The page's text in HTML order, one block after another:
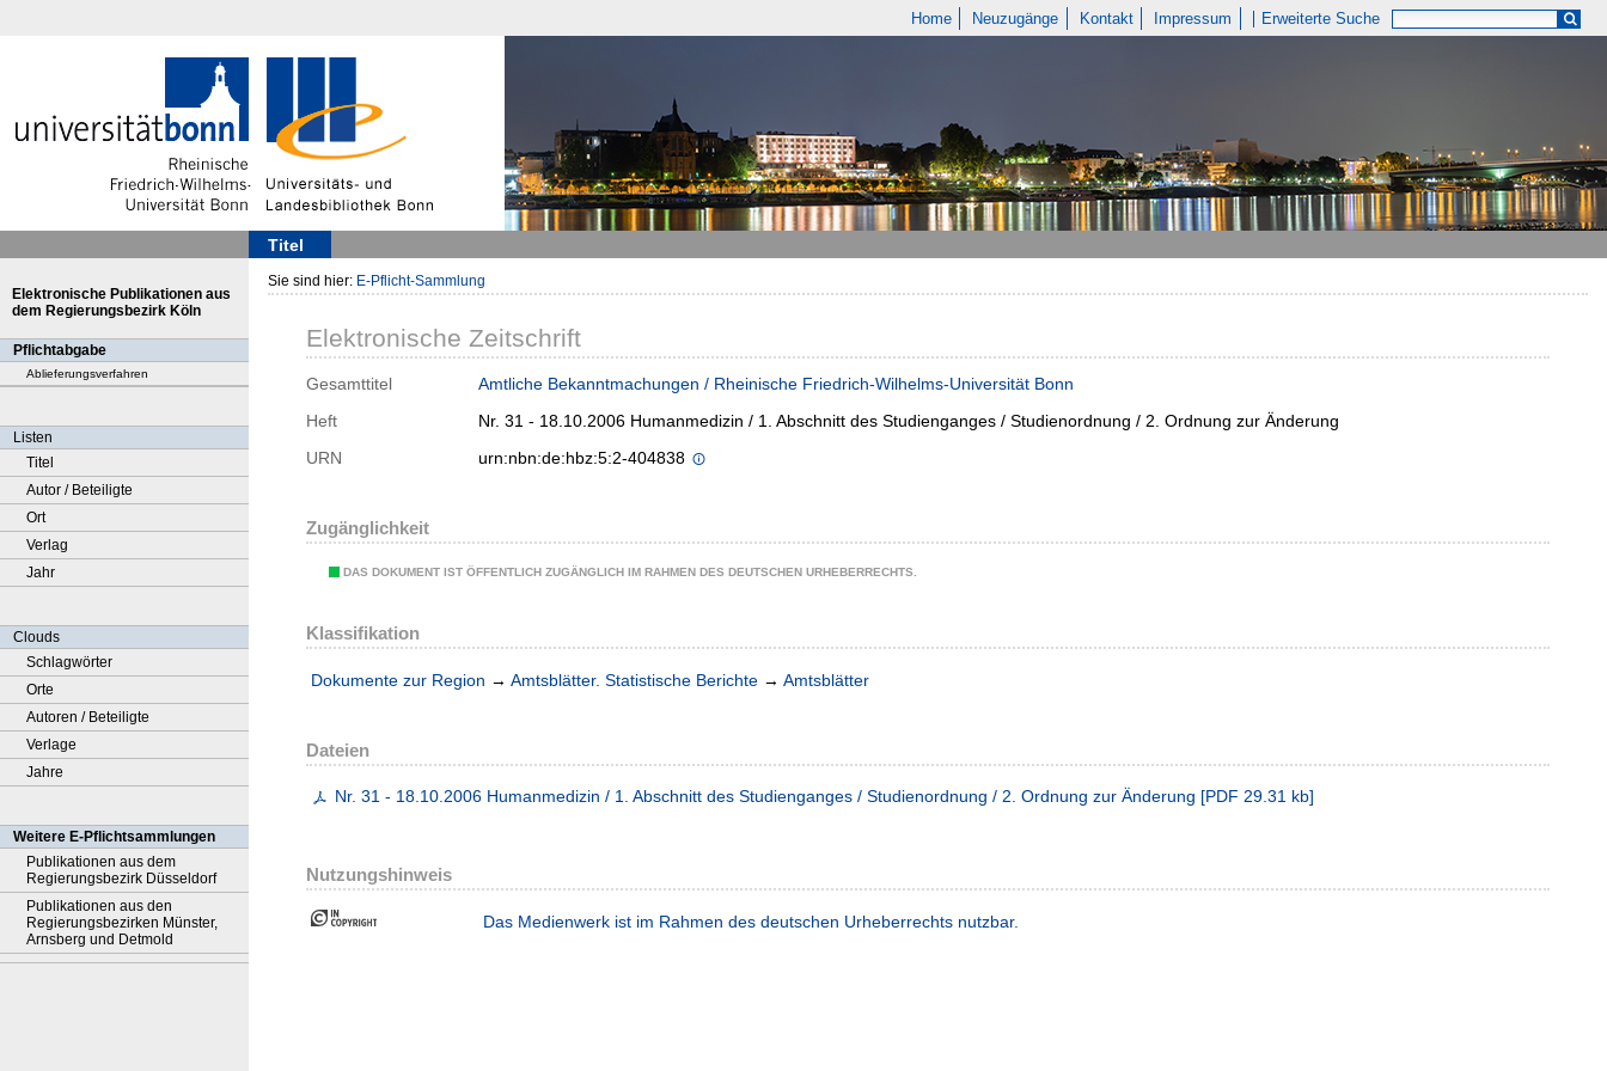
Home Neuzugänge Kontakt Impressum Erweiterte Suche
Titel
Elektronische Publikationen aus
dem Regierungsbezirk Köln
Pflichtabgabe
Ablieferungsverfahren
Listen
Titel
Autor / Beteiligte
Ort
Verlag
Jahr
Clouds
Schlagwörter
Orte
Autoren / Beteiligte
Verlage
Jahre
Weitere E-Pflichtsammlungen
Publikationen aus dem
Regierungsbezirk Düsseldorf
Publikationen aus den
Regierungsbezirken Münster,
Arnsberg und Detmold
Sie sind hier: E-Pflicht-Sammlung
Elektronische Zeitschrift
Gesamttitel
Amtliche Bekanntmachungen / Rheinische Friedrich-Wilhelms-Universität Bonn
Heft
Nr. 31 - 18.10.2006 Humanmedizin / 1. Abschnitt des Studienganges / Studienordnung / 2. Ordnung zur Änderung
URN
urn:nbn:de:hbz:5:2-404838
Zugänglichkeit
DAS DOKUMENT IST ÖFFENTLICH ZUGÄNGLICH IM RAHMEN DES DEUTSCHEN URHEBERRECHTS.
Klassifikation
Dokumente zur Region → Amtsblätter. Statistische Berichte → Amtsblätter
Dateien
Nr. 31 - 18.10.2006 Humanmedizin / 1. Abschnitt des Studienganges / Studienordnung / 2. Ordnung zur Änderung [PDF 29.31 kb]
Nutzungshinweis
Das Medienwerk ist im Rahmen des deutschen Urheberrechts nutzbar.